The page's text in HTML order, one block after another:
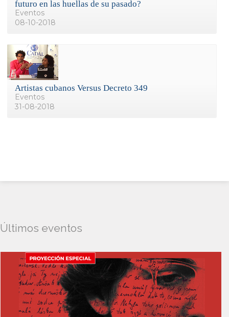
futuro en las huellas de su pasado?
Eventos
08-10-2018
Artistas cubanos Versus Decreto 349
Eventos
31-08-2018
Últimos eventos